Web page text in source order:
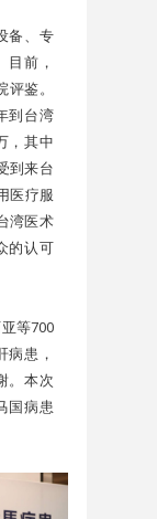
备、专
目前，
鉴。
到台湾
，其中
到来台
医疗服
湾医术
的认可
等700
病患，
。本次
国病患